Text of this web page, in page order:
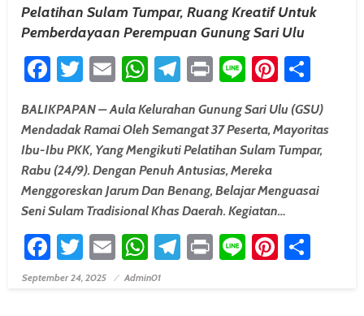
Pelatihan Sulam Tumpar, Ruang Kreatif Untuk
Pemberdayaan Perempuan Gunung Sari Ulu
Facebook
Twitter
EmailWhatsApp
Telegram
PrintLine
BALIKPAPAN – Aula Kelurahan Gunung Sari Ulu (GSU)
Mendadak Ramai Oleh Semangat 37 Peserta, Mayoritas
Ibu-Ibu PKK, Yang Mengikuti Pelatihan Sulam Tumpar,
Rabu (24/9). Dengan Penuh Antusias, Mereka
Menggoreskan Jarum Dan Benang, Belajar Menguasai
Seni Sulam Tradisional Khas Daerah. Kegiatan…
Facebook
Twitter
EmailWhatsApp
Telegram
PrintLine
Posted On
September 24, 2025 Admin01